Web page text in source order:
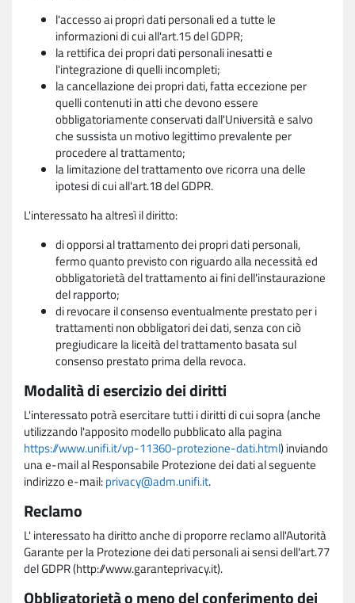
l'accesso ai propri dati personali ed a tutte le
informazioni di cui all'art.15 del GDPR;
la rettifica dei propri dati personali inesatti e
l'integrazione di quelli incompleti;
la cancellazione dei propri dati, fatta eccezione per
quelli contenuti in atti che devono essere
obbligatoriamente conservati dall'Università e salvo
che sussista un motivo legittimo prevalente per
procedere al trattamento;
la limitazione del trattamento ove ricorra una delle
ipotesi di cui all'art.18 del GDPR.
L'interessato ha altresì il diritto:
di opporsi al trattamento dei propri dati personali,
fermo quanto previsto con riguardo alla necessità ed
obbligatorietà del trattamento ai fini dell'instaurazione
del rapporto;
di revocare il consenso eventualmente prestato per i
trattamenti non obbligatori dei dati, senza con ciò
pregiudicare la liceità del trattamento basata sul
consenso prestato prima della revoca.
Modalità di esercizio dei diritti
L'interessato potrà esercitare tutti i diritti di cui sopra (anche
utilizzando l'apposito modello pubblicato alla pagina
https://www.unifi.it/vp-11360-protezione-dati.html) inviando
una e-mail al Responsabile Protezione dei dati al seguente
indirizzo e-mail:privacy@adm.unifi.it.
Reclamo
L' interessato ha diritto anche di proporre reclamo all'Autorità
Garante per la Protezione dei dati personali ai sensi dell'art.77
del GDPR (http://www.garanteprivacy.it).
Obbligatorietà o meno del conferimento dei